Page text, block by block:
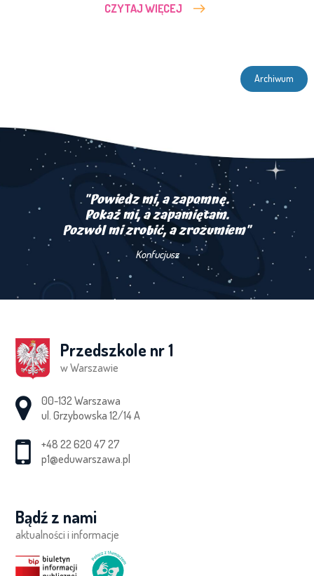
CZYTAJ WIĘCEJ
Archiwum
"Powiedz mi, a zapomnę.
Pokaż mi, a zapamiętam.
Pozwól mi zrobić, a zrozumiem"
Konfucjusz
Przedszkole nr 1
w Warszawie
Adres pocztowy:
00-132 Warszawa
ul. Grzybowska 12/14 A
+48 22 620 47 27
p1@eduwarszawa.pl
Bądź z nami
aktualności i informacje